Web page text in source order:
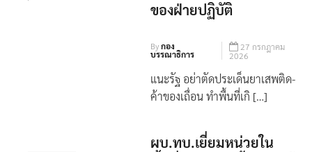
ของฝ่ายปฏิบัติ
Byกอง
บรรณาธิการ
27 กรกฎาคม
2026
แนะรัฐ อย่าตัดประเด็นยาเสพติด-
ค้าของเถื่อน ทำพื้นที่เกิ […]
ผบ.ทบ.เยี่ยมหน่วยใน